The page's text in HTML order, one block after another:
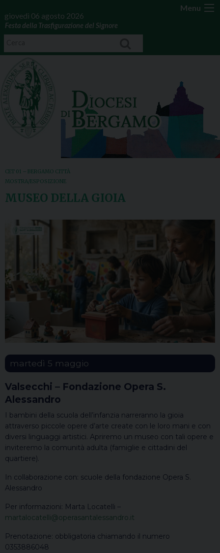
Menu
giovedì 06 agosto 2026
Festa della Trasfigurazione del Signore
CET 01 – BERGAMO CITTÀ
MOSTRA/ESPOSIZIONE
MUSEO DELLA GIOIA
martedì 5 maggio
Valsecchi – Fondazione Opera S.
Alessandro
I bambini della scuola dell’infanzia narreranno la gioia
attraverso piccole opere d’arte create con le loro mani e con
diversi linguaggi artistici. Apriremo un museo con tali opere e
inviteremo la comunità adulta (famiglie e cittadini del
quartiere).
In collaborazione con: scuole della fondazione Opera S.
Alessandro
Per informazioni: Marta Locatelli –
martalocatelli@operasantalessandro.it
Prenotazione: obbligatoria chiamando il numero
0353886048